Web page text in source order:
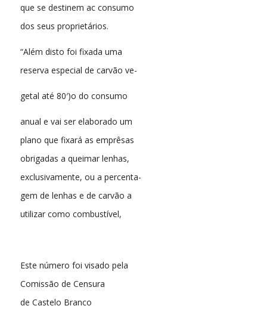
que se destinem ac consumo
dos seus proprietários.
“Além disto foi fixada uma
reserva especial de carvão ve-
getal até 80′)o do consumo
anual e vai ser elaborado um
plano que fixará as emprêsas
obrigadas a queimar lenhas,
exclusivamente, ou a percenta-
gem de lenhas e de carvão a
utilizar como combustível,
Este número foi visado pela
Comissão de Censura
de Castelo Branco